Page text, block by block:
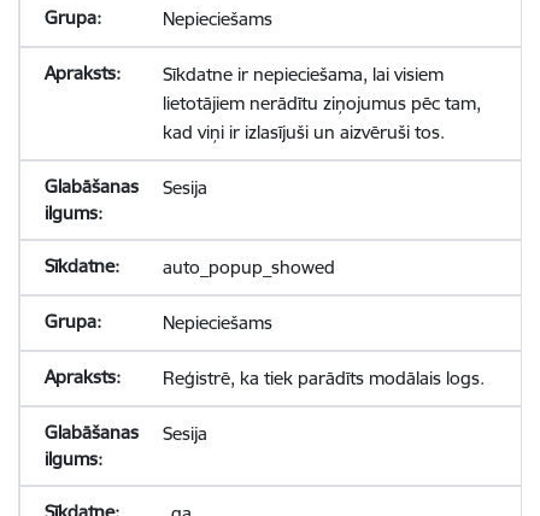
Nepieciešams
Sīkdatne ir nepieciešama, lai visiem
lietotājiem nerādītu ziņojumus pēc tam,
kad viņi ir izlasījuši un aizvēruši tos.
Sesija
auto_popup_showed
Nepieciešams
Reģistrē, ka tiek parādīts modālais logs.
Sesija